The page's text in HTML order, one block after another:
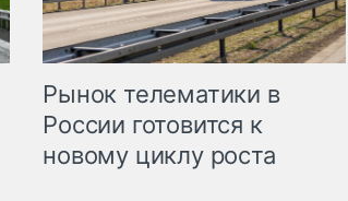
Рынок телематики в
России готовится к
новому циклу роста